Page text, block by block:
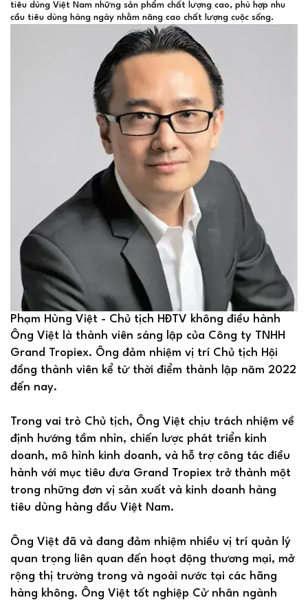
tiêu dùng Việt Nam những sản phẩm chất lượng cao, phù hợp nhu
cầu tiêu dùng hàng ngày nhằm nâng cao chất lượng cuộc sống.
Phạm Hùng Việt - Chủ tịch HĐTV không điều hành
Ông Việt là thành viên sáng lập của Công ty TNHH
Grand Tropiex. Ông đảm nhiệm vị trí Chủ tịch Hội
đồng thành viên kể từ thời điểm thành lập năm 2022
đến nay.
Trong vai trò Chủ tịch, Ông Việt chịu trách nhiệm về
định hướng tầm nhìn, chiến lược phát triển kinh
doanh, mô hình kinh doanh, và hỗ trợ công tác điều
hành với mục tiêu đưa Grand Tropiex trở thành một
trong những đơn vị sản xuất và kinh doanh hàng
tiêu dùng hàng đầu Việt Nam.
Ông Việt đã và đang đảm nhiệm nhiều vị trí quản lý
quan trọng liên quan đến hoạt động thương mại, mở
rộng thị trường trong và ngoài nước tại các hãng
hàng không. Ông Việt tốt nghiệp Cử nhân ngành